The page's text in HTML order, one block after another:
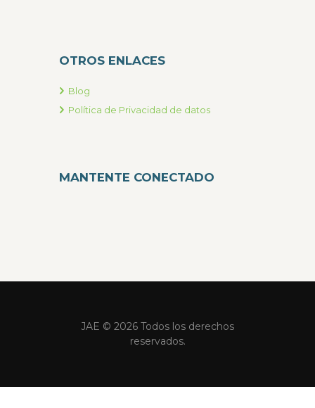
OTROS ENLACES
Blog
Política de Privacidad de datos
MANTENTE CONECTADO
JAE © 2026 Todos los derechos
reservados.